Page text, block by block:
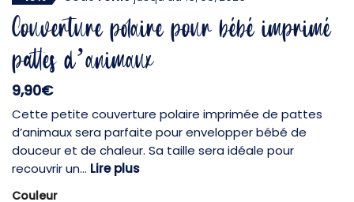
Couverture polaire pour bébé imprimé
pattes d’animaux
9,90€
Cette petite couverture polaire imprimée de pattes
d’animaux sera parfaite pour envelopper bébé de
douceur et de chaleur. Sa taille sera idéale pour
recouvrir un... Lire plus
Couleur